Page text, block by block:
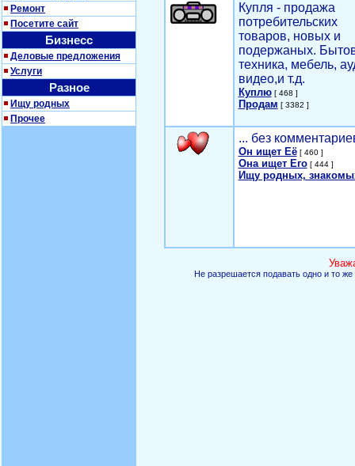
Ремонт
Посетите сайт
Бизнесс
Деловые предложения
Услуги
Разное
Ищу родных
Прочее
Купля - продажа
потребительских
товаров, новых и
подержаных.
техника, мебель,
видео,и т.д.
Куплю[ 468 ]
Продам [ 3382 ]
... без
Он ищет Её[ 460 ]
Она ищет Его[ 444 ]
Ищу родных,
Не разрешается подавать одно и то